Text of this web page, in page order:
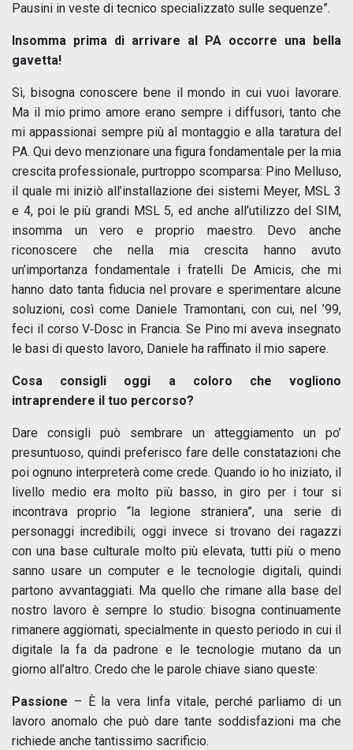
Pausini in veste di tecnico specializzato sulle sequenze”.
Insomma prima di arrivare al PA occorre una bella
gavetta!
Sì, bisogna conoscere bene il mondo in cui vuoi lavorare.
Ma il mio primo amore erano sempre i diffusori, tanto che
mi appassionai sempre più al montaggio e alla taratura del
PA. Qui devo menzionare una figura fondamentale per la mia
crescita professionale, purtroppo scomparsa: Pino Melluso,
il quale mi iniziò all’installazione dei sistemi Meyer, MSL 3
e 4, poi le più grandi MSL 5, ed anche all’utilizzo del SIM,
insomma un vero e proprio maestro. Devo anche
riconoscere che nella mia crescita hanno avuto
un’importanza fondamentale i fratelli De Amicis, che mi
hanno dato tanta fiducia nel provare e sperimentare alcune
soluzioni, così come Daniele Tramontani, con cui, nel ’99,
feci il corso V‑Dosc in Francia. Se Pino mi aveva insegnato
le basi di questo lavoro, Daniele ha raffinato il mio sapere.
Cosa consigli oggi a coloro che vogliono
intraprendere il tuo percorso?
Dare consigli può sembrare un atteggiamento un po’
presuntuoso, quindi preferisco fare delle constatazioni che
poi ognuno interpreterà come crede. Quando io ho iniziato, il
livello medio era molto più basso, in giro per i tour si
incontrava proprio “la legione straniera”, una serie di
personaggi incredibili; oggi invece si trovano dei ragazzi
con una base culturale molto più elevata, tutti più o meno
sanno usare un computer e le tecnologie digitali, quindi
partono avvantaggiati. Ma quello che rimane alla base del
nostro lavoro è sempre lo studio: bisogna continuamente
rimanere aggiornati, specialmente in questo periodo in cui il
digitale la fa da padrone e le tecnologie mutano da un
giorno all’altro. Credo che le parole chiave siano queste:
Passione – È la vera linfa vitale, perché parliamo di un
lavoro anomalo che può dare tante soddisfazioni ma che
richiede anche tantissimo sacrificio.